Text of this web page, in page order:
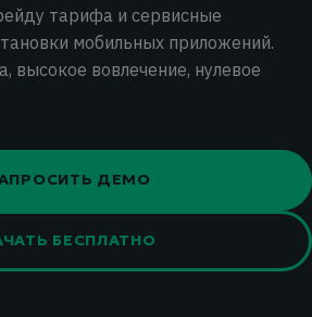
тарифа и сервисные
мобильных приложений.
высокое вовлечение, нулевое
ДЕМО
БЕСПЛАТНО